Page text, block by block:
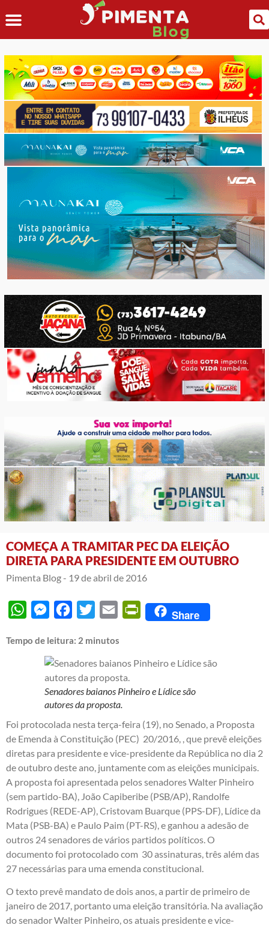
COMEÇA A TRAMITAR PEC DA ELEIÇÃO
DIRETA PARA PRESIDENTE EM OUTUBRO
Pimenta Blog - 19 de abril de 2016
WhatsAppMessengerFacebook
Twitter Email PrintFriendly
Share
Tempo de leitura: 2 minutos
Senadores baianos Pinheiro e Lídice são
autores da proposta.
Foi protocolada nesta terça-feira (19), no Senado, a Proposta
de Emenda à Constituição (PEC) 20/2016, , que prevê eleições
diretas para presidente e vice-presidente da República no dia 2
de outubro deste ano, juntamente com as eleições municipais.
A proposta foi apresentada pelos senadores Walter Pinheiro
(sem partido-BA), João Capiberibe (PSB/AP), Randolfe
Rodrigues (REDE-AP), Cristovam Buarque (PPS-DF), Lídice da
Mata (PSB-BA) e Paulo Paim (PT-RS), e ganhou a adesão de
outros 24 senadores de vários partidos políticos. O
documento foi protocolado com 30 assinaturas, três além das
27 necessárias para uma emenda constitucional.
O texto prevê mandato de dois anos, a partir de primeiro de
janeiro de 2017, portanto uma eleição transitória. Na avaliação
do senador Walter Pinheiro, os atuais presidente e vice-